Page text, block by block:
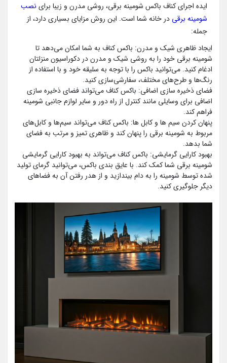
ایده اجرای کناف باکس شومینه برقی، روشی مدرن و زیبا برای نصب
شومینه برقی در خانه شما است. این روش مزایای بسیاری دارد، از
جمله:
ایجاد ظاهری شیک و مدرن: باکس کناف به شما امکان می‌دهد تا
شومینه برقی خود را به روشی شیک و مدرن در دکوراسیون منزلتان
ادغام کنید. می‌توانید باکس را با توجه به سلیقه خود و با استفاده از
رنگ‌ها و طرح‌های مختلف، سفارشی‌سازی کنید.
فضای ذخیره سازی اضافی: باکس کناف می‌تواند فضای ذخیره سازی
اضافی برای وسایلی مانند کنترل از راه دور و سایر لوازم جانبی شومینه
فراهم کند.
پنهان کردن سیم ها و کابل ها: باکس کناف می‌تواند سیم‌ها و کابل‌های
مربوط به شومینه برقی را پنهان کند و ظاهری تمیز و مرتب به فضای
شما بدهد.
بهبود کارایی گرمایشی: باکس کناف می‌تواند به بهبود کارایی گرمایشی
شومینه برقی شما کمک کند. با عایق بندی باکس، می‌توانید گرمای تولید
شده توسط شومینه را به دام بیندازید و از هدر رفتن آن به فضاهای
دیگر جلوگیری کنید.